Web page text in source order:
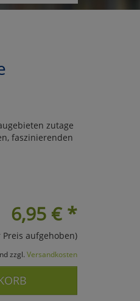
zutage
faszinierenden
6,95 €*
aufgehoben)
zzgl. Versandkosten